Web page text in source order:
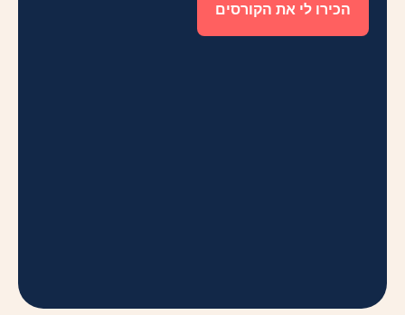
הכירו לי את הקורסים